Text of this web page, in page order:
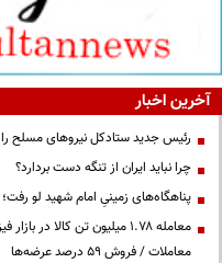
آخرین اخبار
رئیس جدید ستادکل نیروهای مسلح
چرا نباید ایران از تنگه دست بردارد؟
پناهگاه‌های زمینیِ امام شهید لو
معامله ۱.۷۸ میلیون تن کالا
معاملات / فروش ۵۹ درصد عرضه‌ها